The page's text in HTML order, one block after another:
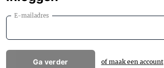
E-mailadres
Ga verder of maak een account